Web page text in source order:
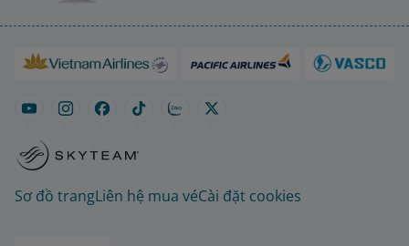
Sơ đồ trangLiên hệ mua véCài đặt cookies